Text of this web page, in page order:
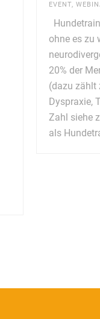
EVENT,
ohne es zu
20% der
(dazu zählt
Dyspraxie,
Zahl siehe
als